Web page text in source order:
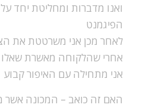
ואנו מדברות ומחליטת יחד
הפיגמנט
לאחר מכן אני משרטטת את
אחרי שהלקוחה מאשרת שאלו
אני מתחילה עם האיפור קבוע
האם זה כואב – המכונה אשר